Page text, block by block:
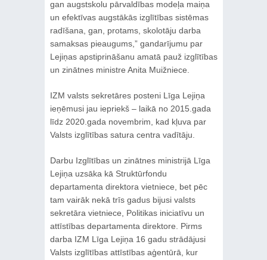
gan augstskolu pārvaldības modeļa maiņa
un efektīvas augstākās izglītības sistēmas
radīšana, gan, protams, skolotāju darba
samaksas pieaugums,” gandarījumu par
Lejiņas apstiprināšanu amatā pauž izglītības
un zinātnes ministre Anita Muižniece.
IZM valsts sekretāres posteni Līga Lejiņa
ieņēmusi jau iepriekš – laikā no 2015.gada
līdz 2020.gada novembrim, kad kļuva par
Valsts izglītības satura centra vadītāju.
Darbu Izglītības un zinātnes ministrijā Līga
Lejiņa uzsāka kā Struktūrfondu
departamenta direktora vietniece, bet pēc
tam vairāk nekā trīs gadus bijusi valsts
sekretāra vietniece, Politikas iniciatīvu un
attīstības departamenta direktore. Pirms
darba IZM Līga Lejiņa 16 gadu strādājusi
Valsts izglītības attīstības aģentūrā, kur